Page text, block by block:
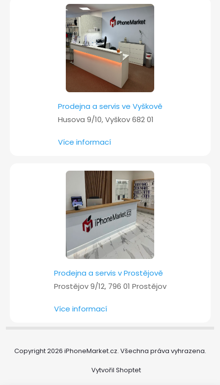
Prodejna a servis ve Vyškově
Husova 9/10, Vyškov 682 01
Více informací
Prodejna a servis v Prostějově
Prostějov 9/12, 796 01 Prostějov
Více informací
Vytvořil Shoptet
Copyright 2026 iPhoneMarket.cz. Všechna práva vyhrazena.